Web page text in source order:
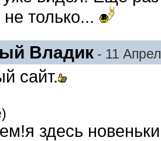
только...
Владик- 11
сайт.
здесь